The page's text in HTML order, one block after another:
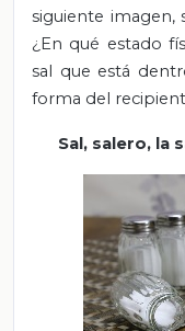
siguiente imagen,
¿En qué estado
sal que está
forma del
Sal, salero, la